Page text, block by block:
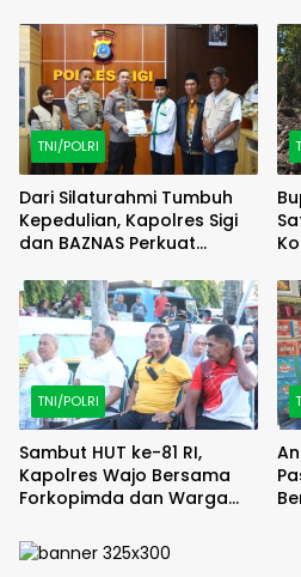
TNI/POLRI
Dari Silaturahmi Tumbuh
Kepedulian, Kapolres Sigi
dan BAZNAS Perkuat
TNI/POLRI
Sambut HUT ke-81 RI,
Kapolres Wajo Bersama
Forkopimda dan Warga
Karung